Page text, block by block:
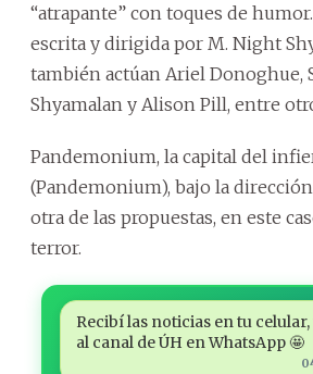
“atrapante” con toques de
escrita y dirigida por M. Night
también actúan Ariel Donoghue,
Shyamalan y Alison Pill, entre
Pandemonium, la capital del
(Pandemonium), bajo la
otra de las propuestas, en este
terror.
Recibí las noticias en tu
al canal de ÚH en WhatsApp 🤩